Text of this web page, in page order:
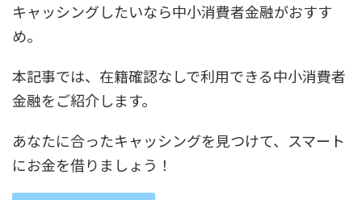
キャッシングしたいなら中小消費者金融がおすす
め。
本記事では、在籍確認なしで利用できる中小消費者
金融をご紹介します。
あなたに合ったキャッシングを見つけて、スマート
にお金を借りましょう！